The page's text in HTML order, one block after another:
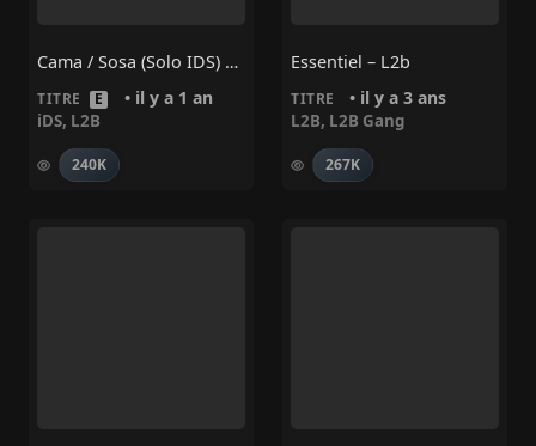
Cama / Sosa (Solo IDS) – L2B
TITRE E • il y a 1 an
iDS, L2B
240K
Essentiel – L2b
TITRE • il y a 3 ans
L2B, L2B Gang
267K